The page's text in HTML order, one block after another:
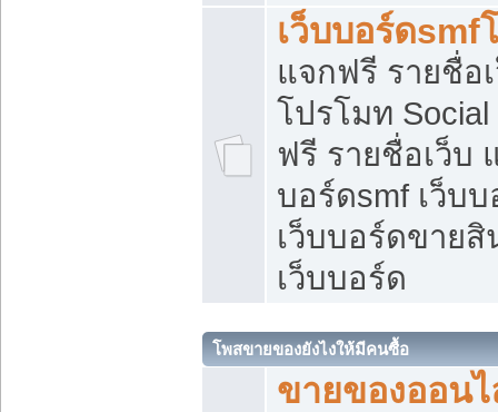
เว็บบอร์ดsmf
แจกฟรี รายชื่อ
โปรโมท
ฟรี รายชื่อเว็บ
บอร์ดsmf เว็บ
เว็บบอร์ดขาย
เว็บบอร์ด
โพสขายของยังไงให้มีคนซื้อ
ขายของออน